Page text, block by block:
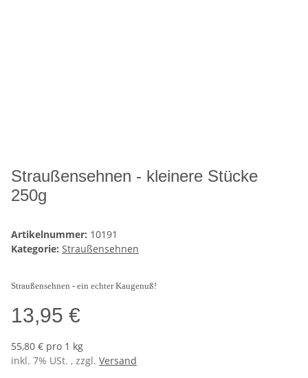
Straußensehnen - kleinere Stücke
250g
Artikelnummer: 10191
Kategorie: Straußensehnen
Straußensehnen - ein echter Kaugenuß!
13,95 €
55,80 € pro 1 kg
inkl. 7% USt. , zzgl. Versand